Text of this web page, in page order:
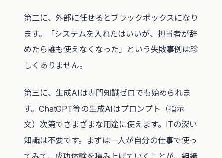
第二に、外部に任せるとブラックボックスになり
ます。「システムを入れたはいいが、担当者が辞
めたら誰も使えなくなった」という失敗事例は珍
しくありません。
第三に、生成AIは専門知識ゼロでも始められま
す。ChatGPT等の生成AIはプロンプト（指示
文）次第でさまざまな用途に使えます。ITの深い
知識は不要です。まずは一人が自分の仕事で使っ
てみて、成功体験を積み上げていくことが、組織